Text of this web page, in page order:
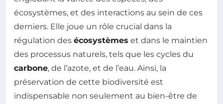
écosystèmes, et des interactions au sein de ces
derniers. Elle joue un rôle crucial dans la
régulation des écosystèmes et dans le maintien
des processus naturels, tels que les cycles du
carbone, de l’azote, et de l’eau. Ainsi, la
préservation de cette biodiversité est
indispensable non seulement au bien-être de